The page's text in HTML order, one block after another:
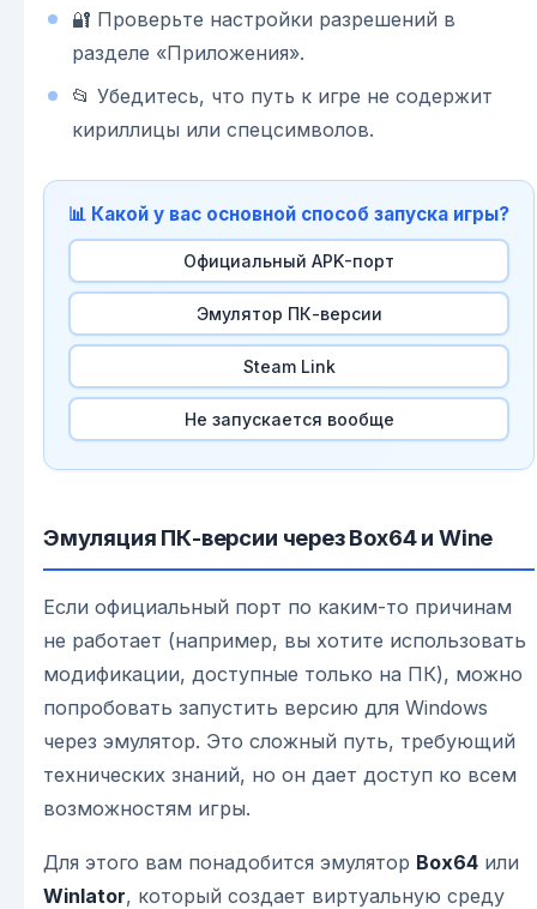
🔐 Проверьте настройки разрешений в
разделе «Приложения».
📂 Убедитесь, что путь к игре не содержит
кириллицы или спецсимволов.
📊 Какой у вас основной способ запуска игры?
Официальный APK-порт
Эмулятор ПК-версии
Steam Link
Не запускается вообще
Эмуляция ПК-версии через Box64 и Wine
Если официальный порт по каким-то причинам
не работает (например, вы хотите использовать
модификации, доступные только на ПК), можно
попробовать запустить версию для Windows
через эмулятор. Это сложный путь, требующий
технических знаний, но он дает доступ ко всем
возможностям игры.
Для этого вам понадобится эмулятор Box64 или
Winlator, который создает виртуальную среду